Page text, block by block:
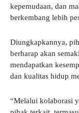
kepemudaan, dan
berkembang lebih
Diungkapkannya,
berharap akan
mendapatkan
dan kualitas hidup
“Melalui kolaborasi